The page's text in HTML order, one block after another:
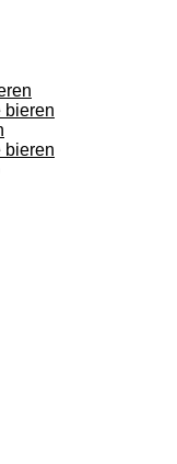
bieren
bieren